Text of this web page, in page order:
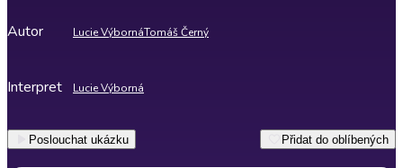
Autor Lucie VýbornáTomáš Černý
Interpret Lucie Výborná
Poslouchat ukázku Přidat do oblíbených